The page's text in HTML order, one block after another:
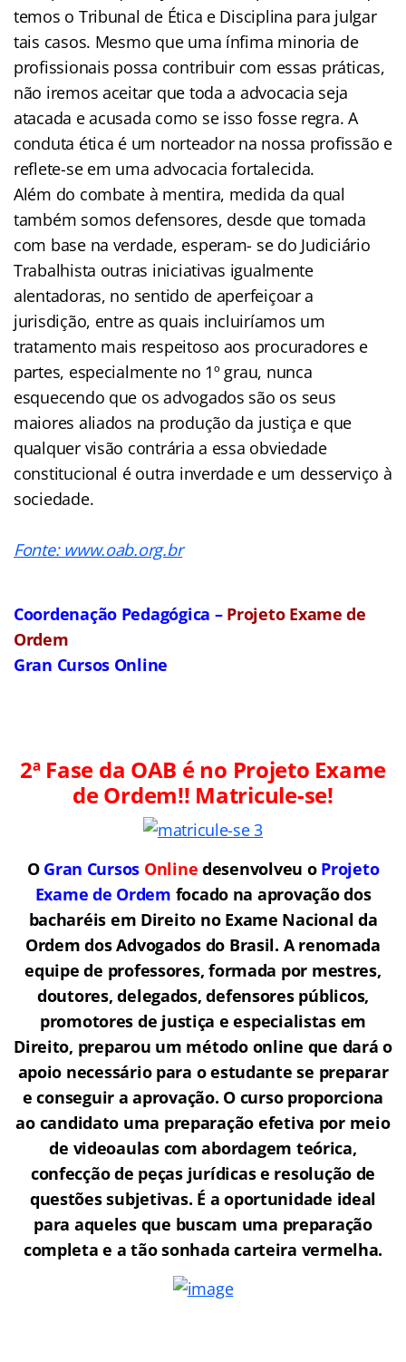
temos o Tribunal de Ética e Disciplina para julgar
tais casos. Mesmo que uma ínfima minoria de
profissionais possa contribuir com essas práticas,
não iremos aceitar que toda a advocacia seja
atacada e acusada como se isso fosse regra. A
conduta ética é um norteador na nossa profissão e
reflete-se em uma advocacia fortalecida.
Além do combate à mentira, medida da qual
também somos defensores, desde que tomada
com base na verdade, esperam- se do Judiciário
Trabalhista outras iniciativas igualmente
alentadoras, no sentido de aperfeiçoar a
jurisdição, entre as quais incluiríamos um
tratamento mais respeitoso aos procuradores e
partes, especialmente no 1º grau, nunca
esquecendo que os advogados são os seus
maiores aliados na produção da justiça e que
qualquer visão contrária a essa obviedade
constitucional é outra inverdade e um desserviço à
sociedade.
Fonte: www.oab.org.br
Coordenação Pedagógica – Projeto Exame de
Ordem
Gran Cursos Online
2ª Fase da OAB é no Projeto Exame
de Ordem!! Matricule-se!
O Gran Cursos Online desenvolveu o Projeto
Exame de Ordem focado na aprovação dos
bacharéis em Direito no Exame Nacional da
Ordem dos Advogados do Brasil. A renomada
equipe de professores, formada por mestres,
doutores, delegados, defensores públicos,
promotores de justiça e especialistas em
Direito, preparou um método online que dará o
apoio necessário para o estudante se preparar
e conseguir a aprovação. O curso proporciona
ao candidato uma preparação efetiva por meio
de videoaulas com abordagem teórica,
confecção de peças jurídicas e resolução de
questões subjetivas. É a oportunidade ideal
para aqueles que buscam uma preparação
completa e a tão sonhada carteira vermelha.